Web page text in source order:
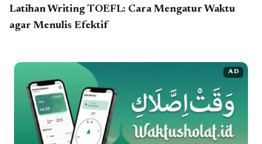
Latihan Writing TOEFL: Cara Mengatur Waktu
agar Menulis Efektif
AD